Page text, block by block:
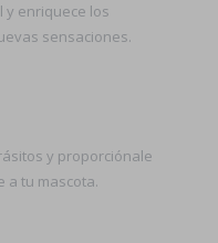
y enriquece los
sensaciones.
y proporciónale
a tu mascota.